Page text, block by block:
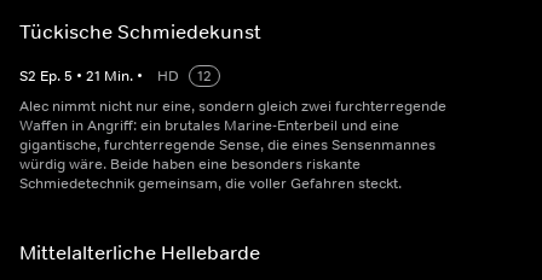
Tückische Schmiedekunst
S2 Ep.5 • 21 Min. • HD
12
Alec nimmt nicht nur eine, sondern gleich zwei furchterregende
Waffen in Angriff: ein brutales Marine-Enterbeil und eine
gigantische, furchterregende Sense, die eines Sensenmannes
würdig wäre. Beide haben eine besonders riskante
Schmiedetechnik gemeinsam, die voller Gefahren steckt.
Mittelalterliche Hellebarde